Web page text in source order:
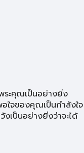
ระคุณเป็นอย่างยิ่ง
ใจของคุณเป็นกำลังใจ
เป็นอย่างยิ่งว่าจะได้